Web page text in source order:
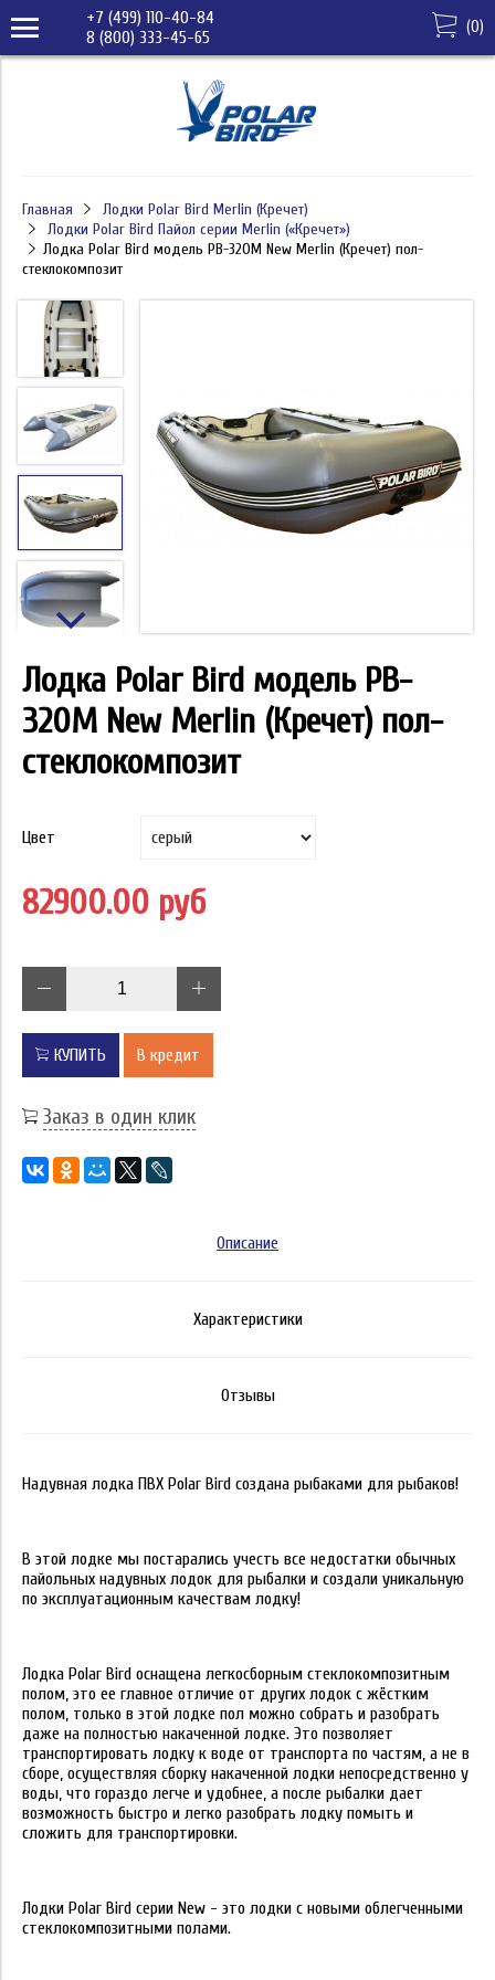
+7 (499) 110-40-84
8 (800) 333-45-65
(0)
Главная
Лодки Polar Bird Merlin (Кречет)
Лодки Polar Bird Пайол серии Merlin («Кречет»)
Лодка Polar Bird модель PB-320M New Merlin (Кречет) пол-
стеклокомпозит
Лодка Polar Bird модель PB-
320M New Merlin (Кречет) пол-
стеклокомпозит
Цвет
82900.00 руб
КУПИТЬ В кредит
Заказ в один клик
Описание
Характеристики
Отзывы
Надувная лодка ПВХ Polar Bird создана рыбаками для рыбаков!
В этой лодке мы постарались учесть все недостатки обычных
пайольных надувных лодок для рыбалки и создали уникальную
по эксплуатационным качествам лодку!
Лодка Polar Bird оснащена легкосборным стеклокомпозитным
полом, это ее главное отличие от других лодок с жёстким
полом, только в этой лодке пол можно собрать и разобрать
даже на полностью накаченной лодке. Это позволяет
транспортировать лодку к воде от транспорта по частям, а не в
сборе, осуществляя сборку накаченной лодки непосредственно у
воды, что гораздо легче и удобнее, а после рыбалки дает
возможность быстро и легко разобрать лодку помыть и
сложить для транспортировки.
Лодки Polar Bird серии New - это лодки с новыми облегченными
стеклокомпозитными полами.